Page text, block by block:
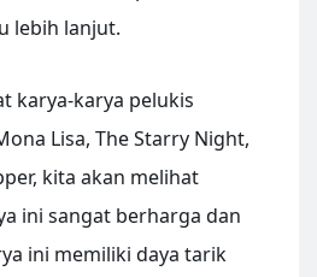
lebih lanjut.
karya-karya pelukis
Lisa, The Starry Night,
kita akan melihat
ini sangat berharga dan
ini memiliki daya tarik